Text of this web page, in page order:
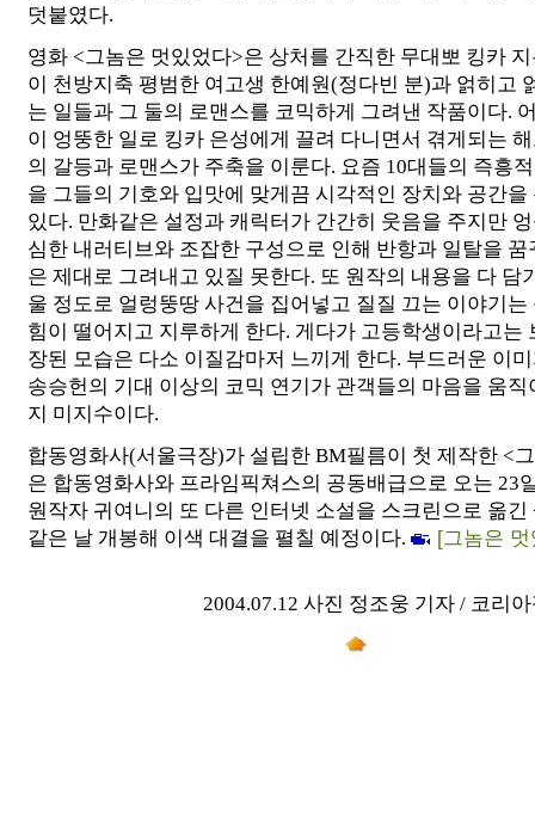
덧붙였다.
영화 <그놈은 멋있었다>은 상처를 간직한 무대뽀 킹카
이 천방지축 평범한 여고생 한예원(정다빈 분)과 얽히고
는 일들과 그 둘의 로맨스를 코믹하게 그려낸 작품이다.
이 엉뚱한 일로 킹카 은성에게 끌려 다니면서 겪게되는
의 갈등과 로맨스가 주축을 이룬다. 요즘 10대들의 즉흥
을 그들의 기호와 입맛에 맞게끔 시각적인 장치와 공간을
있다. 만화같은 설정과 캐릭터가 간간히 웃음을 주지만
심한 내러티브와 조잡한 구성으로 인해 반항과 일탈을 꿈
은 제대로 그려내고 있질 못한다. 또 원작의 내용을 다 담
울 정도로 얼렁뚱땅 사건을 집어넣고 질질 끄는 이야기
힘이 떨어지고 지루하게 한다. 게다가 고등학생이라고는
장된 모습은 다소 이질감마저 느끼게 한다. 부드러운 이
송승헌의 기대 이상의 코믹 연기가 관객들의 마음을 움직
지 미지수이다.
합동영화사(서울극장)가 설립한 BM필름이 첫 제작한 <
은 합동영화사와 프라임픽쳐스의 공동배급으로 오는 23
원작자 귀여니의 또 다른 인터넷 소설을 스크린으로 옮
같은 날 개봉해 이색 대결을 펼칠 예정이다.
[그놈은
2004.07.12 사진 정조웅 기자 / 코리